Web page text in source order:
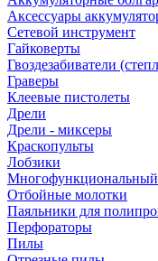
Аксессуары
Сетевой инструмент
Гайковерты
Гвоздезабиватели
Граверы
Клеевые пистолеты
Дрели
Дрели - миксеры
Краскопульты
Лобзики
Многофункциональный
Отбойные молотки
Паяльники для
Перфораторы
Пилы